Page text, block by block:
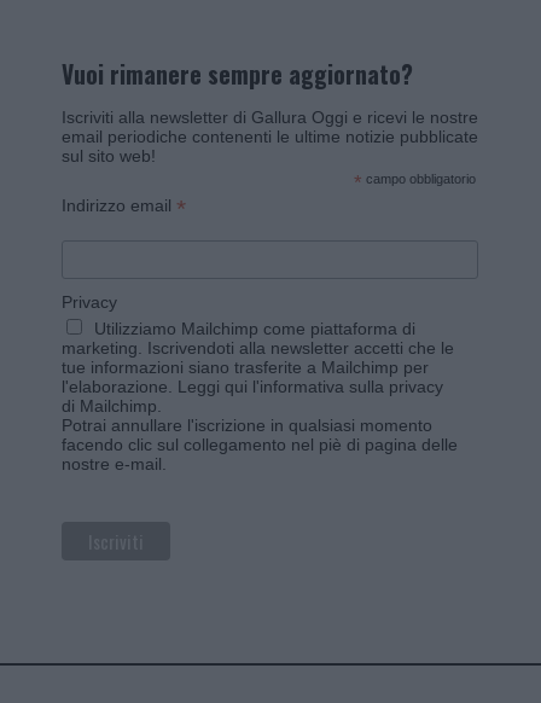
Vuoi rimanere sempre aggiornato?
Iscriviti alla newsletter di Gallura Oggi e ricevi le nostre
email periodiche contenenti le ultime notizie pubblicate
sul sito web!
* campo obbligatorio
Indirizzo email *
Privacy
Utilizziamo Mailchimp come piattaforma di
marketing. Iscrivendoti alla newsletter accetti che le
tue informazioni siano trasferite a Mailchimp per
l'elaborazione. Leggi qui l'informativa sulla privacy
di Mailchimp
Potrai annullare l'iscrizione in qualsiasi momento
facendo clic sul collegamento nel piè di pagina delle
nostre e-mail.